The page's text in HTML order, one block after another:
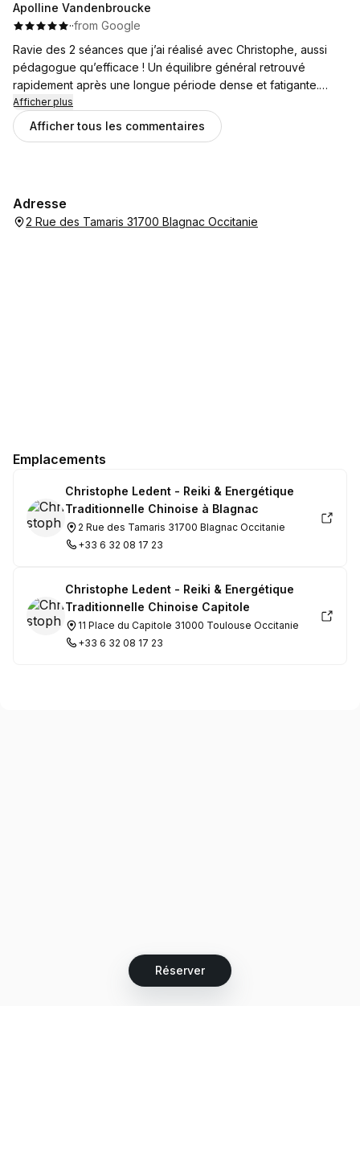
Réserver
(Original)
attentive, sa bienveillance et les soins, je peux mieux
comprendre et gérer mon stress, ainsi qu’appréhender avec
davantage de recul et de sérénité mon mal-être au travail
Apolline Vandenbroucke
··from Google
Ravie des 2 séances que j’ai réalisé avec Christophe, aussi
pédagogue qu’efficace ! Un équilibre général retrouvé
rapidement après une longue période dense et fatigante.
Merci 👍🏻
Afficher plus
Afficher tous les commentaires
Adresse
2 Rue des Tamaris 31700 Blagnac Occitanie
Emplacements
Christophe Ledent - Reiki & Energétique
Traditionnelle Chinoise à Blagnac
2 Rue des Tamaris 31700 Blagnac Occitanie
+33 6 32 08 17 23
Christophe Ledent - Reiki & Energétique
Traditionnelle Chinoise Capitole
11 Place du Capitole 31000 Toulouse Occitanie
+33 6 32 08 17 23